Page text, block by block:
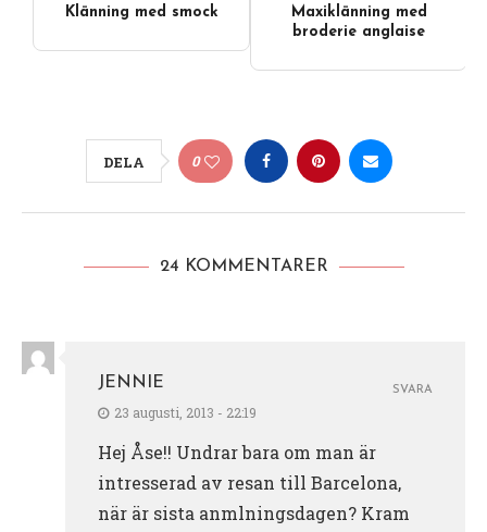
Klänning med smock
Maxiklänning med
broderie anglaise
DELA 0
24 KOMMENTARER
JENNIE
23 augusti, 2013 - 22:19
Hej Åse!! Undrar bara om man är
intresserad av resan till Barcelona,
när är sista anmlningsdagen? Kram
SVARA